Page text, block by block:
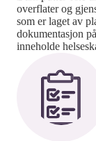
overflater og
som er laget av
dokumentasjon
inneholde